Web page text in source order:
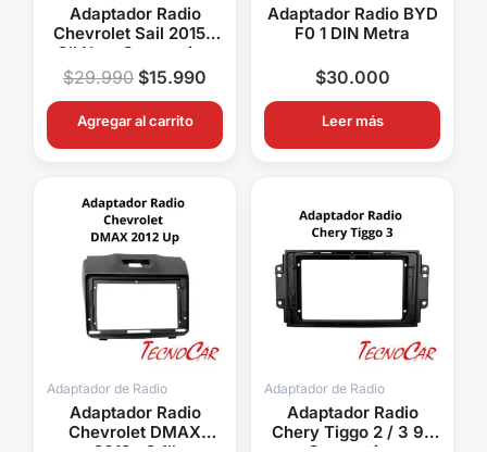
Adaptador Radio
Chevrolet Sail 2015+
9″ New Connection
ACH-035N
$29.990 $15.990
Agregar al carrito
Adaptador Radio BYD
F0 1 DIN Metra
$30.000
Leer más
Adaptador de Radio
Adaptador Radio
Chevrolet DMAX
Adaptador de Radio
Adaptador Radio
Chery Tiggo 2 / 3 9″